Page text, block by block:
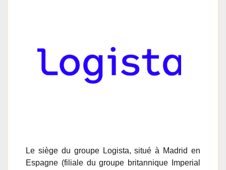
Le siège du groupe Logista, situé à Madrid en
Espagne (filiale du groupe britannique Imperial